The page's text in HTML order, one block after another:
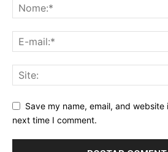
Save my name, email, and
next time I comment.